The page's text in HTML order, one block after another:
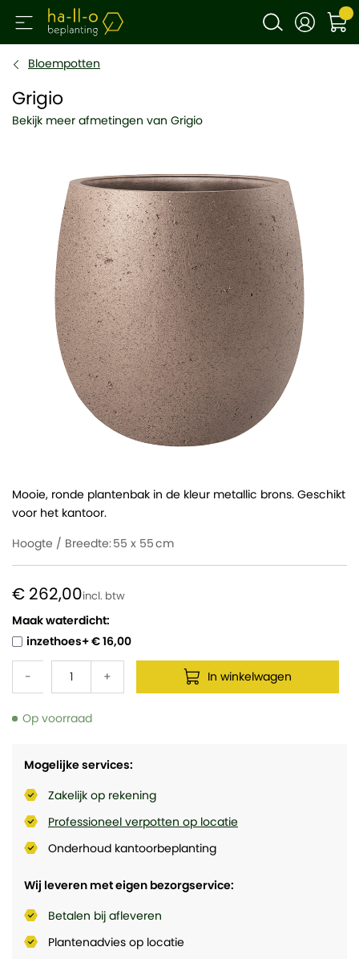
Bloempotten
Grigio
Bekijk meer afmetingen van Grigio
Hoogte / Breedte:55 x 55
Mogelijke services:
Zakelijk op rekening
Professioneel verpotten op locatie
Onderhoud kantoorbeplanting
Wij leveren met eigen bezorgservice:
Betalen bij afleveren
Plantenadvies op locatie
Mooie, ronde plantenbak in de kleur metallic brons. Geschikt
voor het kantoor.
€ 262,00
Maak waterdicht:
inzethoes+€ 16,00
- + In winkelwagen
Op voorraad